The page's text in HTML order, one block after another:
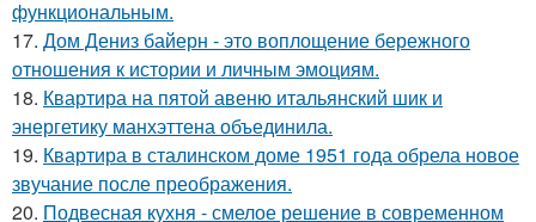
функциональным.
17. Дом Дениз байерн - это воплощение бережного
отношения к истории и личным эмоциям.
18. Квартира на пятой авеню итальянский шик и
энергетику манхэттена объединила.
19. Квартира в сталинском доме 1951 года обрела новое
звучание после преображения.
20. Подвесная кухня - смелое решение в современном